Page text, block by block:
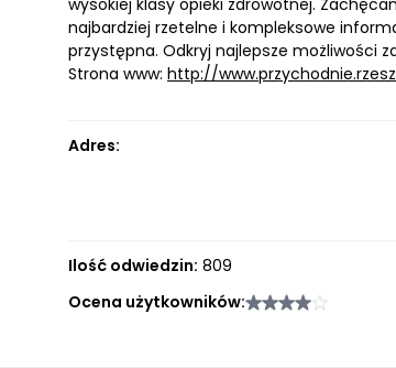
wysokiej klasy opieki zdrowotnej.
najbardziej rzetelne i kompleksowe
przystępna. Odkryj najlepsze możliwości
Strona www: http://
Adres:
Ilość odwiedzin: 809
Ocena użytkowników: